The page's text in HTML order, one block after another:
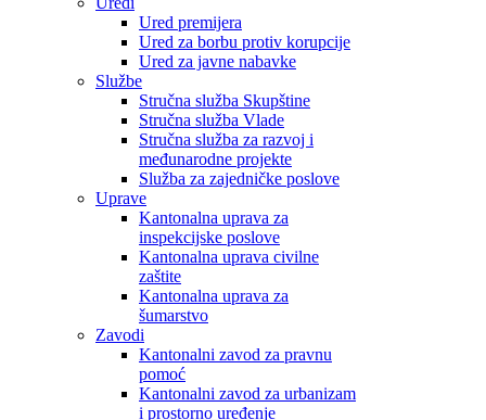
Ured premijera
Ured za borbu protiv korupcije
Ured za javne nabavke
Službe
Stručna služba Skupštine
Stručna služba Vlade
Stručna služba za razvoj i
međunarodne projekte
Služba za zajedničke poslove
Uprave
Kantonalna uprava za
inspekcijske poslove
Kantonalna uprava civilne
zaštite
Kantonalna uprava za
šumarstvo
Zavodi
Kantonalni zavod za pravnu
pomoć
Kantonalni zavod za urbanizam
i prostorno uređenje